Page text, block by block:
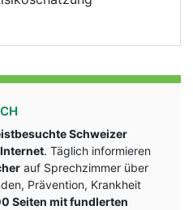
Schweizer
. Täglich informieren
auf Sprechzimmer über
Prävention, Krankheit
Seiten mit fundlerten